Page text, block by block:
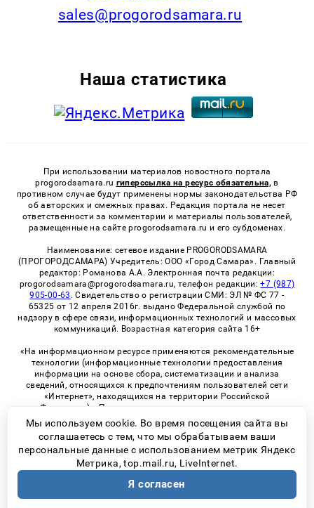
sales@progorodsamara.ru
Наша статистика
При использовании материалов новостного портала
progorodsamara.ru гиперссылка на ресурс обязательна, в
противном случае будут применены нормы законодательства РФ
об авторских и смежных правах. Редакция портала не несет
ответственности за комментарии и материалы пользователей,
размещенные на сайте progorodsamara.ru и его субдоменах.
Наименование: сетевое издание PROGORODSAMARA
(ПРОГОРОДСАМАРА) Учредитель: ООО «Город Самара». Главный
редактор: Романова А.А. Электронная почта редакции:
progorodsamara@progorodsamara.ru, телефон редакции:+7 (987)
905-00-63 . Свидетельство о регистрации СМИ: ЭЛ № ФС 77 -
65325 от 12 апреля 2016г. выдано Федеральной службой по
надзору в сфере связи, информационных технологий и массовых
коммуникаций. Возрастная категория сайта 16+
«На информационном ресурсе применяются рекомендательные
технологии (информационные технологии предоставления
информации на основе сбора, систематизации и анализа
сведений, относящихся к предпочтениям пользователей сети
«Интернет», находящихся на территории Российской
Федерации)». Правила применения рекомендательных
технологий в виджетах рекламно-обменной сети
«СМИ2» (PDF)
© 2026 «ProGorodSamara» | Все права защищены
Возрастная категория сайта 16+
Политика конфиденциальности
Мы используем cookie. Во время посещения сайта вы
соглашаетесь с тем, что мы обрабатываем ваши
персональные данные с использованием метрик Яндекс
Метрика, top.mail.ru, LiveInternet.
Я согласен